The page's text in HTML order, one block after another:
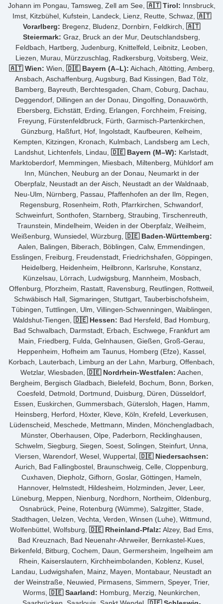
Johann im Pongau, Tamsweg, Zell am See, 🇦🇹 Tirol: Innsbruck,
Imst, Kitzbühel, Kufstein, Landeck, Lienz, Reutte, Schwaz, 🇦🇹
Vorarlberg: Bregenz, Bludenz, Dornbirn, Feldkirch, 🇦🇹
Steiermark: Graz, Bruck an der Mur, Deutschlandsberg,
Feldbach, Hartberg, Judenburg, Knittelfeld, Leibnitz, Leoben,
Liezen, Murau, Mürzzuschlag, Radkersburg, Voitsberg, Weiz,
🇦🇹 Wien: Wien, 🇩🇪 Bayern (A–L): Aichach, Altötting, Amberg,
Ansbach, Aschaffenburg, Augsburg, Bad Kissingen, Bad Tölz,
Bamberg, Bayreuth, Berchtesgaden, Cham, Coburg, Dachau,
Deggendorf, Dillingen an der Donau, Dingolfing, Donauwörth,
Ebersberg, Eichstätt, Erding, Erlangen, Forchheim, Freising,
Freyung, Fürstenfeldbruck, Fürth, Garmisch-Partenkirchen,
Günzburg, Haßfurt, Hof, Ingolstadt, Kaufbeuren, Kelheim,
Kempten, Kitzingen, Kronach, Kulmbach, Landsberg am Lech,
Landshut, Lichtenfels, Lindau, 🇩🇪 Bayern (M–W): Karlstadt,
Marktoberdorf, Memmingen, Miesbach, Miltenberg, Mühldorf am
Inn, München, Neuburg an der Donau, Neumarkt in der
Oberpfalz, Neustadt an der Aisch, Neustadt an der Waldnaab,
Neu-Ulm, Nürnberg, Passau, Pfaffenhofen an der Ilm, Regen,
Regensburg, Rosenheim, Roth, Pfarrkirchen, Schwandorf,
Schweinfurt, Sonthofen, Starnberg, Straubing, Tirschenreuth,
Traunstein, Mindelheim, Weiden in der Oberpfalz, Weilheim,
Weißenburg, Wunsiedel, Würzburg, 🇩🇪 Baden-Württemberg:
Aalen, Balingen, Biberach, Böblingen, Calw, Emmendingen,
Esslingen, Freiburg, Freudenstadt, Friedrichshafen, Göppingen,
Heidelberg, Heidenheim, Heilbronn, Karlsruhe, Konstanz,
Künzelsau, Lörrach, Ludwigsburg, Mannheim, Mosbach,
Offenburg, Pforzheim, Rastatt, Ravensburg, Reutlingen, Rottweil,
Schwäbisch Hall, Sigmaringen, Stuttgart, Tauberbischofsheim,
Tübingen, Tuttlingen, Ulm, Villingen-Schwenningen, Waiblingen,
Waldshut-Tiengen, 🇩🇪 Hessen: Bad Hersfeld, Bad Homburg,
Bad Schwalbach, Darmstadt, Erbach, Eschwege, Frankfurt am
Main, Friedberg, Fulda, Gelnhausen, Gießen, Groß-Gerau,
Heppenheim, Hofheim am Taunus, Homberg (Efze), Kassel,
Korbach, Lauterbach, Limburg an der Lahn, Marburg, Offenbach,
Wetzlar, Wiesbaden, 🇩🇪 Nordrhein-Westfalen: Aachen,
Bergheim, Bergisch Gladbach, Bielefeld, Bochum, Bonn, Borken,
Coesfeld, Detmold, Dortmund, Duisburg, Düren, Düsseldorf,
Essen, Euskirchen, Gummersbach, Gütersloh, Hagen, Hamm,
Heinsberg, Herford, Höxter, Kleve, Köln, Krefeld, Leverkusen,
Lüdenscheid, Meschede, Mettmann, Minden, Mönchengladbach,
Münster, Oberhausen, Olpe, Paderborn, Recklinghausen,
Schwelm, Siegburg, Siegen, Soest, Solingen, Steinfurt, Unna,
Viersen, Warendorf, Wesel, Wuppertal, 🇩🇪 Niedersachsen:
Aurich, Bad Fallingbostel, Braunschweig, Celle, Cloppenburg,
Cuxhaven, Diepholz, Gifhorn, Goslar, Göttingen, Hameln,
Hannover, Helmstedt, Hildesheim, Holzminden, Jever, Leer,
Lüneburg, Meppen, Nienburg, Nordhorn, Northeim, Oldenburg,
Osnabrück, Peine, Rotenburg (Wümme), Salzgitter, Stade,
Stadthagen, Uelzen, Vechta, Verden, Winsen (Luhe), Wittmund,
Wolfenbüttel, Wolfsburg, 🇩🇪 Rheinland-Pfalz: Alzey, Bad Ems,
Bad Kreuznach, Bad Neuenahr-Ahrweiler, Bernkastel-Kues,
Birkenfeld, Bitburg, Cochem, Daun, Germersheim, Ingelheim am
Rhein, Kaiserslautern, Kirchheimbolanden, Koblenz, Kusel,
Landau, Ludwigshafen, Mainz, Mayen, Montabaur, Neustadt an
der Weinstraße, Neuwied, Pirmasens, Simmern, Speyer, Trier,
Worms, 🇩🇪 Saarland: Homburg, Merzig, Neunkirchen,